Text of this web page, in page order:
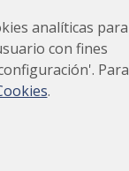
analíticas para
con fines
Para
.